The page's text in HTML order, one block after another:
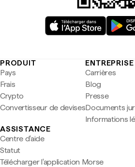
PRODUIT
Pays
Frais
Crypto
Convertisseur de devises
ENTREPRISE
Carrières
Blog
Presse
Documents
Informations
ASSISTANCE
Centre d'aide
Statut
Télécharger l'application Morse